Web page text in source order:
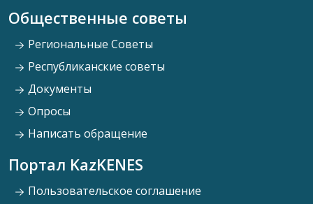
Общественные советы
Региональные Советы
Республиканские советы
Документы
Опросы
Написать обращение
Портал KazKENES
Пользовательское соглашение